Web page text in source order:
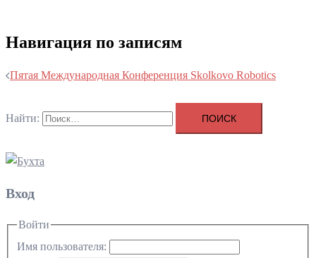
Навигация по записям
Пятая Международная Конференция Skolkovo Robotics
Найти:
Вход
Войти
Имя пользователя: